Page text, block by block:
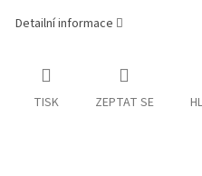
Detailní informace
TISK ZEPTAT SE